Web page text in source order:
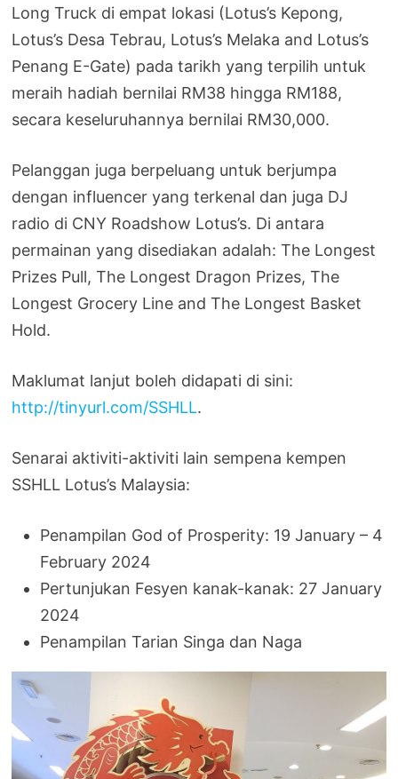
Long Truck di empat lokasi (Lotus’s Kepong,
Lotus’s Desa Tebrau, Lotus’s Melaka and Lotus’s
Penang E-Gate) pada tarikh yang terpilih untuk
meraih hadiah bernilai RM38 hingga RM188,
secara keseluruhannya bernilai RM30,000.
Pelanggan juga berpeluang untuk berjumpa
dengan influencer yang terkenal dan juga DJ
radio di CNY Roadshow Lotus’s. Di antara
permainan yang disediakan adalah: The Longest
Prizes Pull, The Longest Dragon Prizes, The
Longest Grocery Line and The Longest Basket
Hold.
Maklumat lanjut boleh didapati di sini:
http://tinyurl.com/SSHLL.
Senarai aktiviti-aktiviti lain sempena kempen
SSHLL Lotus’s Malaysia:
Penampilan God of Prosperity: 19 January – 4
February 2024
Pertunjukan Fesyen kanak-kanak: 27 January
2024
Penampilan Tarian Singa dan Naga